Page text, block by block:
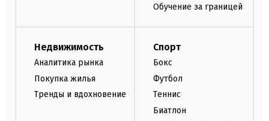
Обучение за границей
Недвижимость
Аналитика рынка
Покупка жилья
Тренды и вдохновение
Спорт
Бокс
Футбол
Теннис
Биатлон